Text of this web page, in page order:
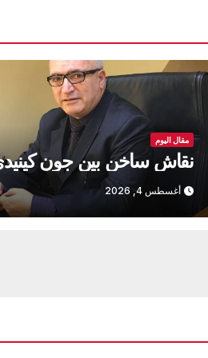
مقال اليوم
نقاش ساخن بين جون
أغسطس 4, 2026